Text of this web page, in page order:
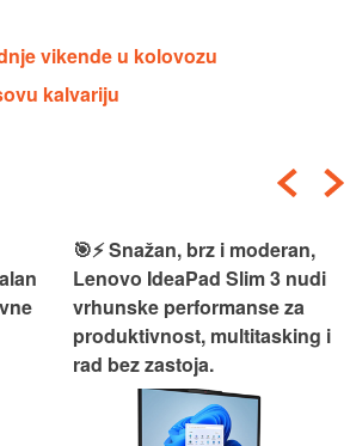
vikende u kolovozu
kalvariju
🎯⚡ Snažan, brz i moderan,
Lenovo IdeaPad Slim 3 nudi
vrhunske performanse za
produktivnost, multitasking i
rad bez zastoja.